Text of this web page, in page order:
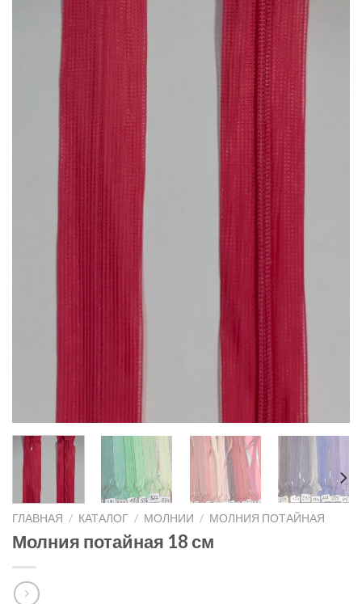
ГЛАВНАЯ / КАТАЛОГ / МОЛНИИ / МОЛНИЯ ПОТАЙНАЯ
Молния потайная 18 см